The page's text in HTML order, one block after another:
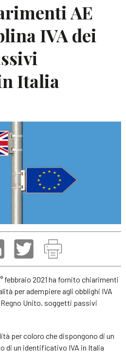
AE
IVA dei
Italia
febbraio 2021 ha fornito chiarimenti
per adempiere agli obblighi IVA
Unito, soggetti passivi
per coloro che dispongono di un
di un identificativo IVA in Italia